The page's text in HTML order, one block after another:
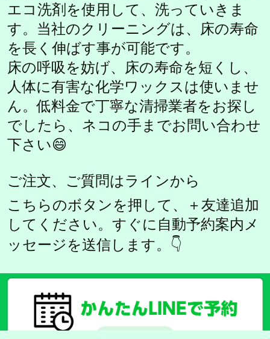
エコ洗剤を使用して、洗っていきま
す。当社のクリーニングは、床の寿命
を長く伸ばす事が可能です。
床の呼吸を妨げ、床の寿命を短くし、
人体に有害な化学ワックスは使いませ
ん。低料金で丁寧な清掃業者をお探し
でしたら、ネコの手までお問い合わせ
下さい😄
ご注文、ご質問はラインから
こちらのボタンを押して、＋友達追加
してください。すぐに自動予約案内メ
ッセージを送信します。👇